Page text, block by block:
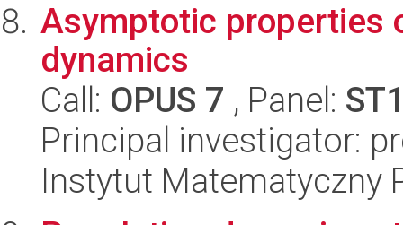
Asymptotic properties
dynamics
Call: OPUS 7 , Panel:
Principal investigator:
Instytut Matematyczny